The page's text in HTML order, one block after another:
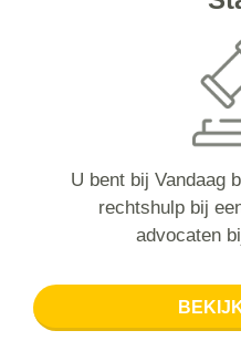
U bent bij Vandaag
rechtshulp bij
advocaten